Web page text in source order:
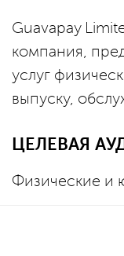
Guavapay
компания,
услуг
выпуску,
ЦЕЛЕВАЯ
Физические и